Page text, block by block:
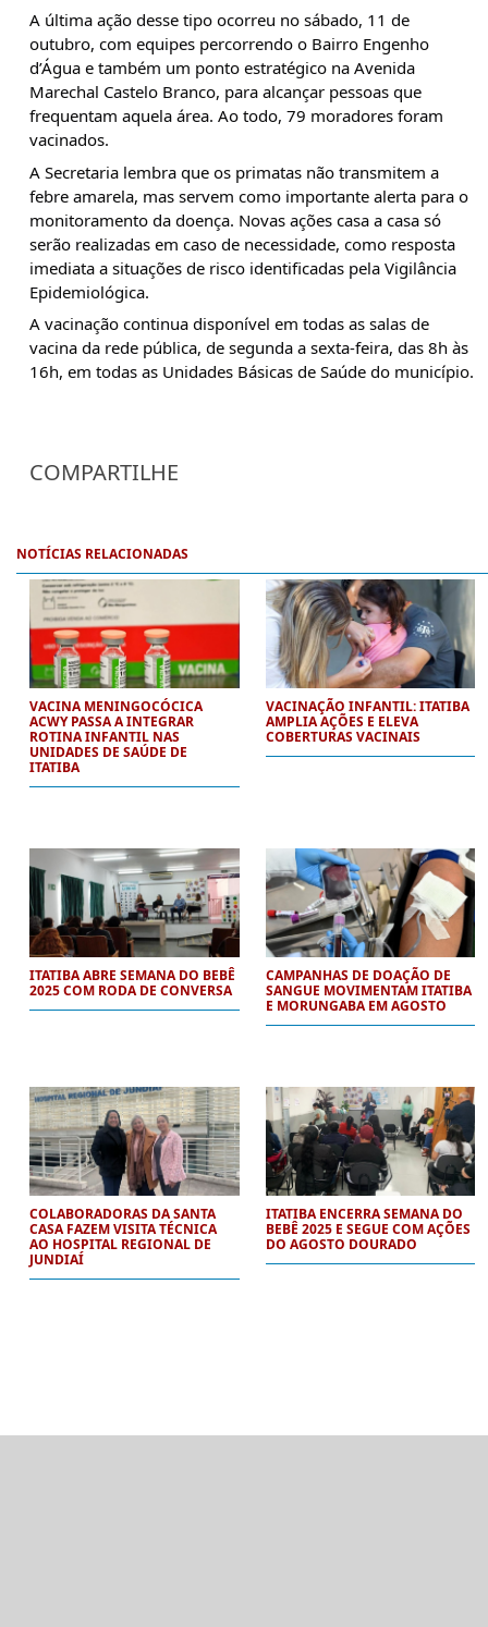
A última ação desse tipo ocorreu no sábado, 11 de
outubro, com equipes percorrendo o Bairro Engenho
d’Água e também um ponto estratégico na Avenida
Marechal Castelo Branco, para alcançar pessoas que
frequentam aquela área. Ao todo, 79 moradores foram
vacinados.
A Secretaria lembra que os primatas não transmitem a
febre amarela, mas servem como importante alerta para o
monitoramento da doença. Novas ações casa a casa só
serão realizadas em caso de necessidade, como resposta
imediata a situações de risco identificadas pela Vigilância
Epidemiológica.
A vacinação continua disponível em todas as salas de
vacina da rede pública, de segunda a sexta-feira, das 8h às
16h, em todas as Unidades Básicas de Saúde do município.
COMPARTILHE
NOTÍCIAS RELACIONADAS
VACINA MENINGOCÓCICA
ACWY PASSA A INTEGRAR
ROTINA INFANTIL NAS
UNIDADES DE SAÚDE DE
ITATIBA
VACINAÇÃO INFANTIL: ITATIBA
AMPLIA AÇÕES E ELEVA
COBERTURAS VACINAIS
ITATIBA ABRE SEMANA DO BEBÊ
2025 COM RODA DE CONVERSA
CAMPANHAS DE DOAÇÃO DE
SANGUE MOVIMENTAM ITATIBA
E MORUNGABA EM AGOSTO
COLABORADORAS DA SANTA
CASA FAZEM VISITA TÉCNICA
AO HOSPITAL REGIONAL DE
JUNDIAÍ
ITATIBA ENCERRA SEMANA DO
BEBÊ 2025 E SEGUE COM AÇÕES
DO AGOSTO DOURADO